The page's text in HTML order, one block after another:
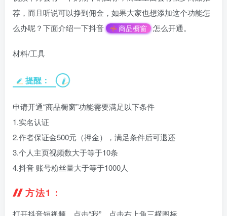
荐，而且听说可以挣到佣金，如果大家也想添加这个功能怎
么办呢？下面介绍一下抖音
商品橱窗 怎么开通。
材料/工具
提醒：
申请开通“商品橱窗”功能需要满足以下条件
1.实名认证
2.作者保证金500元（押金），满足条件后可退还
3.个人主页视频数大于等于10条
4.抖音 账号粉丝量大于等于1000人
方法1：
打开抖音短视频，点击“我”，点击右上角三横图标。